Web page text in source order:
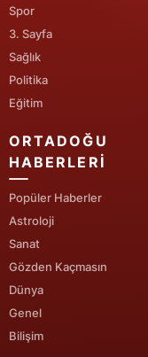
Spor
3. Sayfa
Sağlık
Politika
Eğitim
ORTADOĞU
HABERLERI
Popüler Haberler
Astroloji
Sanat
Gözden Kaçmasın
Dünya
Genel
Bilişim